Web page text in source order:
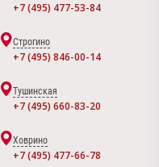
+7 (495) 477-53-84
Строгино
+7 (495) 846-00-14
Тушинская
+7 (495) 660-83-20
Ховрино
+7 (495) 477-66-78